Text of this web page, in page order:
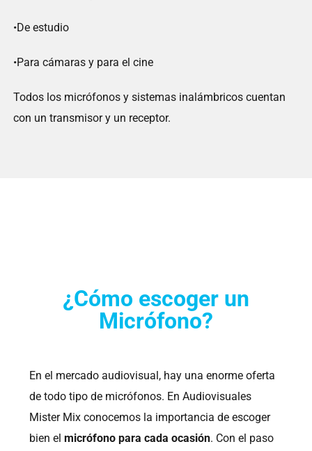
•De estudio
•Para cámaras y para el cine
Todos los micrófonos y sistemas inalámbricos cuentan
con un transmisor y un receptor.
¿Cómo escoger un
Micrófono?
En el mercado audiovisual, hay una enorme oferta
de todo tipo de micrófonos. En Audiovisuales
Mister Mix conocemos la importancia de escoger
bien elmicrófono para cada ocasión. Con el paso